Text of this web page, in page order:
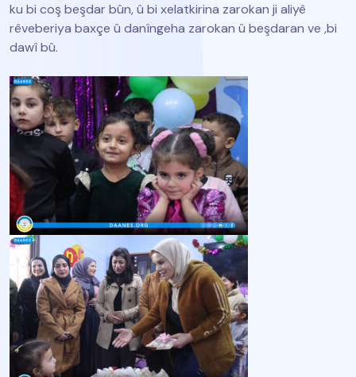
ku bi coş beşdar bûn, û bi xelatkirina zarokan ji aliyê
rêveberiya baxçe û danîngeha zarokan û beşdaran ve ,bi
dawî bû.